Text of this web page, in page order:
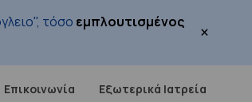
τόσο εμπλουτισμένος
×
Επικοινωνία Εξωτερικά Ιατρεία